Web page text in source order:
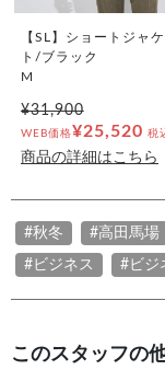
【SL】ショートジャ
ト/ブラック
M
¥31,900
WEB価格¥25,520 税
商品の詳細はこちら
#秋冬 #高田馬場
#ビジネス #ビジ
このスタッフの